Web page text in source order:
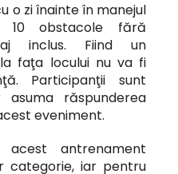
o zi înainte în manejul
10 obstacole fără
inclus. Fiind un
faţa locului nu va fi
Participanţii sunt
răspunderea
eveniment.
antrenament
categorie, iar pentru